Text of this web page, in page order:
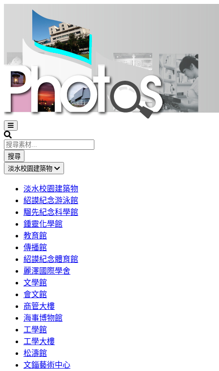
Open
sidebar
Search
搜尋
淡水校園建築物
淡水校園建築物
紹謨紀念游泳館
騮先紀念科學館
鍾靈化學館
教育館
傳播館
紹謨紀念體育館
麗澤國際學舍
文學館
會文館
商管大樓
海事博物館
工學館
工學大樓
松濤館
文錙藝術中心